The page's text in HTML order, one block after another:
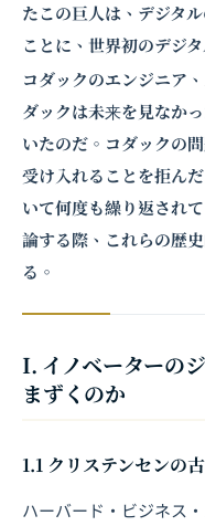
たこの巨人は、デジタ
ことに、世界初のデジ
コダックのエンジニア
ダックは未来を見なか
いたのだ。コダックの
受け入れることを拒ん
いて何度も繰り返され
論する際、これらの歴
る。
I. イノベーターの
まずくのか
1.1 クリステンセンの
ハーバード・ビジネス